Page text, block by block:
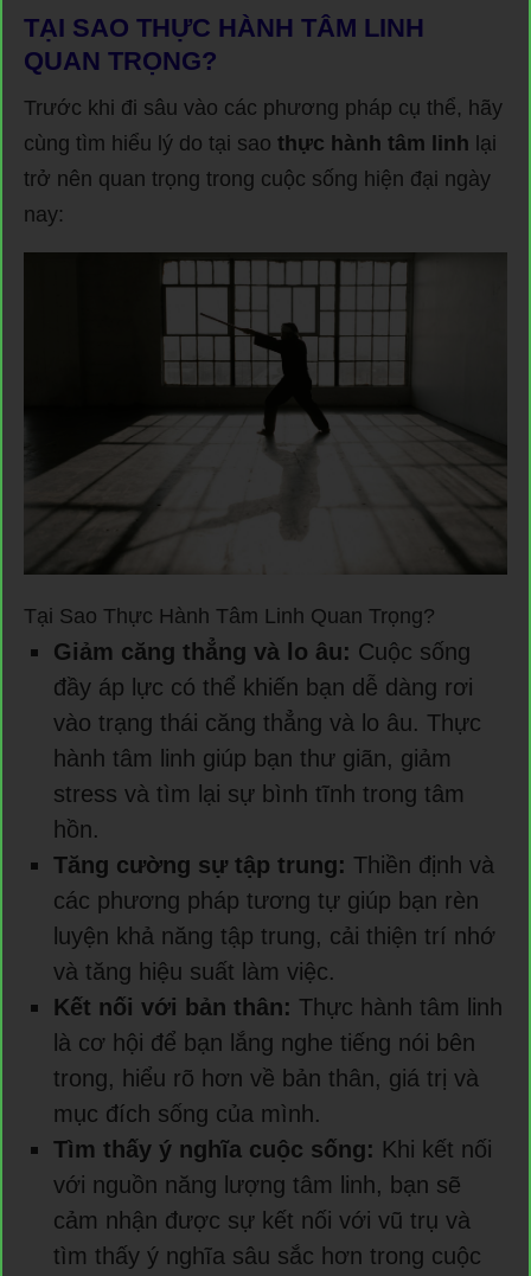
TẠI SAO THỰC HÀNH TÂM LINH
QUAN TRỌNG?
Trước khi đi sâu vào các phương pháp cụ thể, hãy
cùng tìm hiểu lý do tại sao thực hành tâm linh lại
trở nên quan trọng trong cuộc sống hiện đại ngày
nay:
Tại Sao Thực Hành Tâm Linh Quan Trọng?
Giảm căng thẳng và lo âu: Cuộc sống
đầy áp lực có thể khiến bạn dễ dàng rơi
vào trạng thái căng thẳng và lo âu. Thực
hành tâm linh giúp bạn thư giãn, giảm
stress và tìm lại sự bình tĩnh trong tâm
hồn.
Tăng cường sự tập trung: Thiền định và
các phương pháp tương tự giúp bạn rèn
luyện khả năng tập trung, cải thiện trí nhớ
và tăng hiệu suất làm việc.
Kết nối với bản thân: Thực hành tâm linh
là cơ hội để bạn lắng nghe tiếng nói bên
trong, hiểu rõ hơn về bản thân, giá trị và
mục đích sống của mình.
Tìm thấy ý nghĩa cuộc sống: Khi kết nối
với nguồn năng lượng tâm linh, bạn sẽ
cảm nhận được sự kết nối với vũ trụ và
tìm thấy ý nghĩa sâu sắc hơn trong cuộc